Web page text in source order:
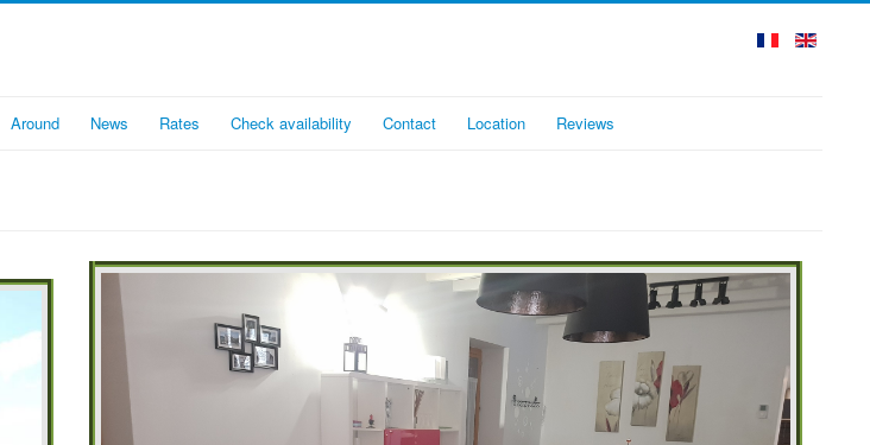
Around News Rates Check availability Contact Location Reviews